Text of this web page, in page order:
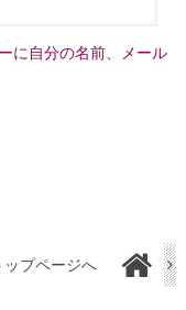
に自分の名前、メール
ップページへ